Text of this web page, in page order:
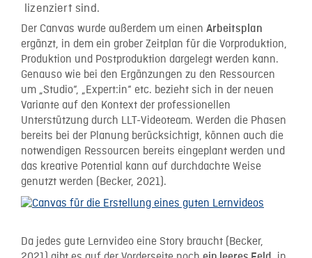
lizenziert sind.
Der Canvas wurde außerdem um einen Arbeitsplan
ergänzt, in dem ein grober Zeitplan für die Vorproduktion,
Produktion und Postproduktion dargelegt werden kann.
Genauso wie bei den Ergänzungen zu den Ressourcen
um „Studio“, „Expert:in“ etc. bezieht sich in der neuen
Variante auf den Kontext der professionellen
Unterstützung durch LLT-Videoteam. Werden die Phasen
bereits bei der Planung berücksichtigt, können auch die
notwendigen Ressourcen bereits eingeplant werden und
das kreative Potential kann auf durchdachte Weise
genutzt werden (Becker, 2021).
Da jedes gute Lernvideo eine Story braucht (Becker,